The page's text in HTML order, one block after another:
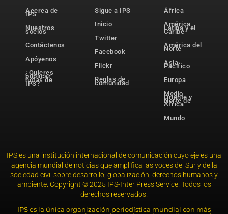
Acerca de
IPS
Nuestros
socios
Contáctenos
Apóyenos
¿Quieres
publicar
notas de
IPS?
Sigue a IPS
Inicio
Twitter
Facebook
Flickr
Reglas de
comunidad
África
América
Latina y el
Caribe
América del
Norte
Asia-
Pacífico
Europa
Medio
Oriente y
Norte de
África
Mundo
IPS es una institución internacional de comunicación cuyo eje es una
agencia mundial de noticias que amplifica las voces del Sur y de la
sociedad civil sobre desarrollo, globalización, derechos humanos y
ambiente. Copyright © 2025 IPS-Inter Press Service. Todos los
derechos reservados.
IPS es la única organización periodística mundial con más